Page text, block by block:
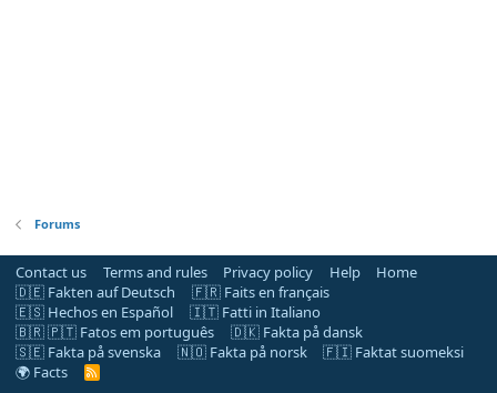
Forums
Contact us Terms and rules Privacy policy Help
Home
🇩🇪 Fakten auf Deutsch
🇫🇷 Faits en français
🇪🇸 Hechos en Español
🇮🇹 Fatti in Italiano
🇧🇷 🇵🇹 Fatos em português
🇩🇰 Fakta på dansk
🇸🇪 Fakta på svenska
🇳🇴 Fakta på norsk
🇫🇮 Faktat suomeksi
🌍 Facts
R